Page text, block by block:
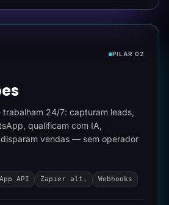
PILAR 02
trabalham 24/7: capturam leads,
qualificam com IA,
vendas — sem operador
API Zapier alt. Webhooks